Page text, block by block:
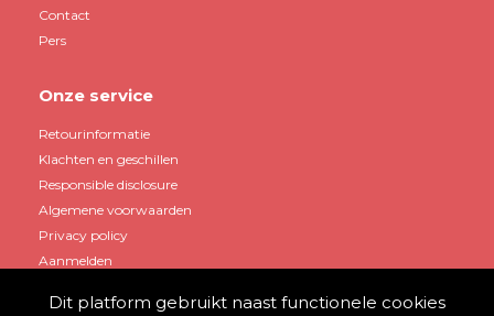
Contact
Pers
Onze service
Retourinformatie
Klachten en geschillen
Responsible disclosure
Algemene voorwaarden
Privacy policy
Aanmelden
Dit platform gebruikt naast functionele cookies